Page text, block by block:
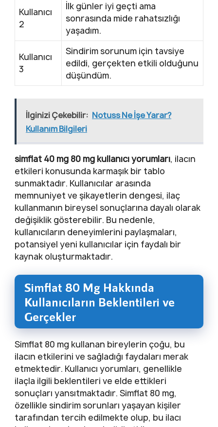
Kullanıcı
2
İlk günler iyi geçti ama
sonrasında mide rahatsızlığı
yaşadım.
Kullanıcı
3
Sindirim sorunum için tavsiye
edildi, gerçekten etkili olduğunu
düşündüm.
İlginizi Çekebilir: Notuss Ne İşe Yarar?
Kullanım Bilgileri
simflat 40 mg 80 mg kullanıcı yorumları, ilacın
etkileri konusunda karmaşık bir tablo
sunmaktadır. Kullanıcılar arasında
memnuniyet ve şikayetlerin dengesi, ilaç
kullanmanın bireysel sonuçlarına dayalı olarak
değişiklik gösterebilir. Bu nedenle,
kullanıcıların deneyimlerini paylaşmaları,
potansiyel yeni kullanıcılar için faydalı bir
kaynak oluşturmaktadır.
Simflat 80 Mg Hakkında
Kullanıcıların Beklentileri ve
Gerçekler
Simflat 80 mg kullanan bireylerin çoğu, bu
ilacın etkilerini ve sağladığı faydaları merak
etmektedir. Kullanıcı yorumları, genellikle
ilaçla ilgili beklentileri ve elde ettikleri
sonuçları yansıtmaktadır. Simflat 80 mg,
özellikle sindirim sorunları yaşayan kişiler
tarafından tercih edilmekte olup, bu ilacı